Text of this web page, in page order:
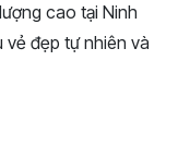
cao tại Ninh
vẻ đẹp tự nhiên và